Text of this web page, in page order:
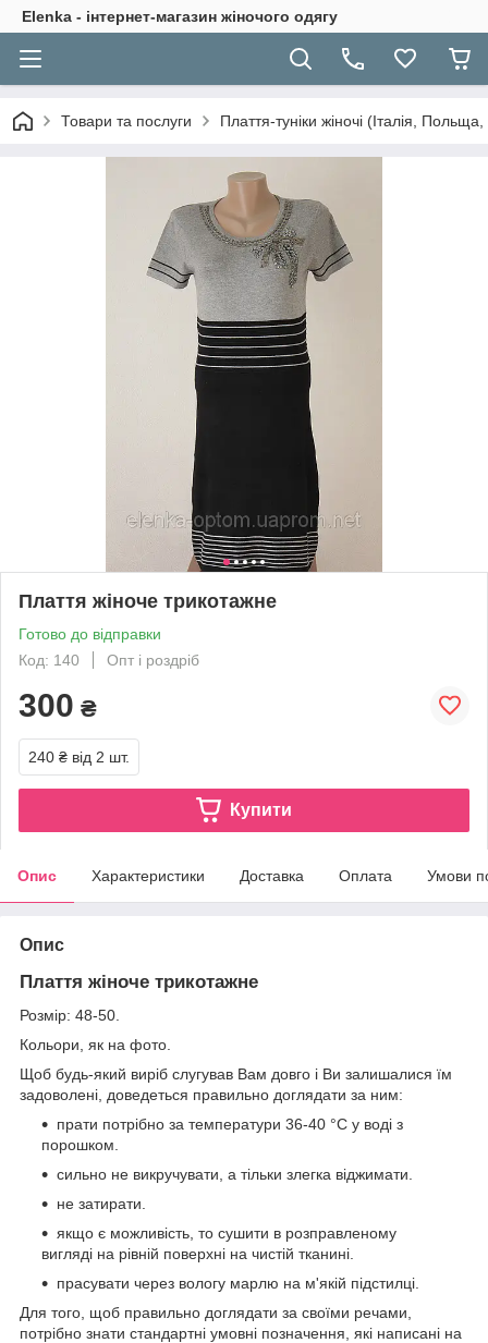
Elenka - інтернет-магазин жіночого одягу
Товари та послуги Плаття-туніки жіночі (Італія,
Плаття жіноче трикотажне
Готово до відправки
Код: 140
Опт і роздріб
300 ₴
240 ₴ від 2 шт.
Купити
Опис Характеристики Доставка Оплата Умови
Опис
Плаття жіноче трикотажне
Розмір: 48-50.
Кольори, як на фото.
Щоб будь-який виріб слугував Вам довго і Ви залишалися їм
задоволені, доведеться правильно доглядати за ним:
прати потрібно за температури 36-40 °C у воді з
порошком.
сильно не викручувати, а тільки злегка віджимати.
не затирати.
якщо є можливість, то сушити в розправленому
вигляді на рівній поверхні на чистій тканині.
прасувати через вологу марлю на м'якій підстилці.
Для того, щоб правильно доглядати за своїми речами,
потрібно знати стандартні умовні позначення, які написані на